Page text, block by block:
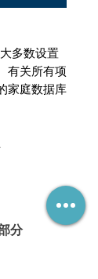
多数设置
有关所有项
家庭数据库
分